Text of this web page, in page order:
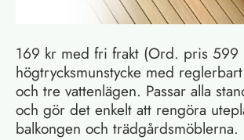
169 kr med fri frakt (Ord. pris 599
högtrycksmunstycke med
och tre vattenlägen. Passar alla
och gör det enkelt att rengöra
balkongen och trädgårdsmöblerna.